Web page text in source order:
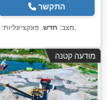
התקשר
מצב: חדש, פונקציונליות: ,
מודעה קטנה